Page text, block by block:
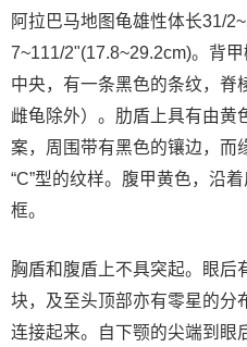
阿拉巴马地图龟雄性体长31/
7~111/2"(17.8~29.2cm)。背
中央，有一条黑色的条纹，脊
雌龟除外）。肋盾上具有由黄
案，周围带有黑色的镶边，而
“C”型的纹样。腹甲黄色，沿
框。
胸盾和腹盾上不具突起。眼后
块，及至头顶部亦有零星的分
连接起来。自下颚的尖端到眼